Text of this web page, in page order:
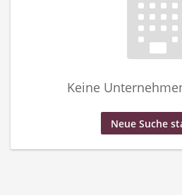
Keine
Neue Suche